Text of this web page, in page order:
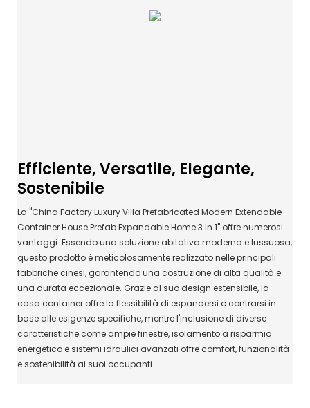
Efficiente, Versatile, Elegante,
Sostenibile
La "China Factory Luxury Villa Prefabricated Modern Extendable
Container House Prefab Expandable Home 3 In 1" offre numerosi
vantaggi. Essendo una soluzione abitativa moderna e lussuosa,
questo prodotto è meticolosamente realizzato nelle principali
fabbriche cinesi, garantendo una costruzione di alta qualità e
una durata eccezionale. Grazie al suo design estensibile, la
casa container offre la flessibilità di espandersi o contrarsi in
base alle esigenze specifiche, mentre l'inclusione di diverse
caratteristiche come ampie finestre, isolamento a risparmio
energetico e sistemi idraulici avanzati offre comfort, funzionalità
e sostenibilità ai suoi occupanti.